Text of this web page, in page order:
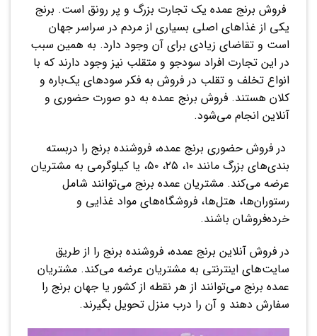
فروش برنج عمده یک تجارت بزرگ و پر رونق است. برنج
یکی از غذاهای اصلی بسیاری از مردم در سراسر جهان
است و تقاضای زیادی برای آن وجود دارد. به همین سبب
در این تجارت افراد سودجو و متقلب نیز وجود دارند که با
انواع تخلف و تقلب در فروش به فکر سودهای یک‌باره و
کلان هستند. فروش برنج عمده به دو صورت حضوری و
آنلاین انجام می‌شود.
در فروش حضوری برنج عمده، فروشنده برنج را دربسته
بندی‌های بزرگ مانند ۱۰، ۲۵، ۵۰، یا کیلوگرمی به مشتریان
عرضه می‌کند. مشتریان عمده برنج می‌توانند شامل
رستوران‌ها، هتل‌ها، فروشگاه‌های مواد غذایی و
خرده‌فروشان باشند.
در فروش آنلاین برنج عمده، فروشنده برنج را از طریق
سایت‌های اینترنتی به مشتریان عرضه می‌کند. مشتریان
عمده برنج می‌توانند از هر نقطه از کشور یا جهان برنج را
سفارش دهند و آن را درب منزل تحویل بگیرند.